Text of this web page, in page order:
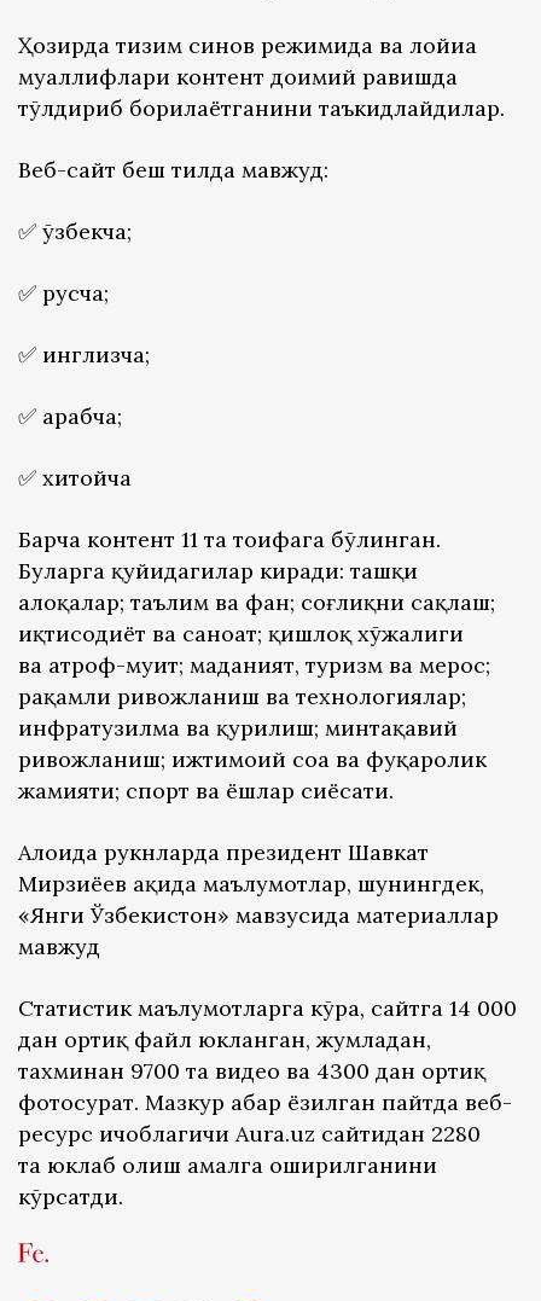
Ҳозирда тизим синов режимида ва лойиҳа
муаллифлари контент доимий равишда
тўлдириб борилаётганини таъкидлайдилар.
Веб-сайт беш тилда мавжуд:
✅ ўзбекча;
✅ русча;
✅ инглизча;
✅ арабча;
✅ хитойча
Барча контент 11 та тоифага бўлинган.
Буларга қуйидагилар киради: ташқи
алоқалар; таълим ва фан; соғлиқни сақлаш;
иқтисодиёт ва саноат; қишлоқ хўжалиги
ва атроф-муҳит; маданият, туризм ва мерос;
рақамли ривожланиш ва технологиялар;
инфратузилма ва қурилиш; минтақавий
ривожланиш; ижтимоий соҳа ва фуқаролик
жамияти; спорт ва ёшлар сиёсати.
Алоҳида рукнларда президент Шавкат
Мирзиёев ҳақида маълумотлар, шунингдек,
«Янги Ўзбекистон» мавзусида материаллар
мавжуд
Статистик маълумотларга кўра, сайтга 14 000
дан ортиқ файл юкланган, жумладан,
тахминан 9700 та видео ва 4300 дан ортиқ
фотосурат. Мазкур ҳабар ёзилган пайтда веб-
ресурс ҳичоблагичи Aura.uz сайтидан 2280
та юклаб олиш амалга оширилганини
кўрсатди.